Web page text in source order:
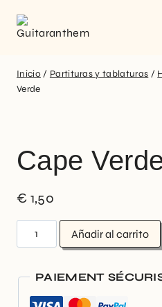
Inicio / Partituras y tablaturas /
Verde
Cape
€ 1,50
Añadir al carrito
PAIEMENT